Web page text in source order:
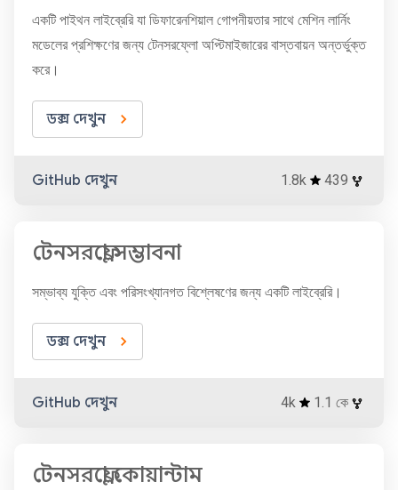
একটি পাইথন লাইব্রেরি যা ডিফারেনশিয়াল গোপনীয়তার সাথে মেশিন লার্নিং
মডেলের প্রশিক্ষণের জন্য টেনসরফ্লো অপ্টিমাইজারের বাস্তবায়ন অন্তর্ভুক্ত
করে।
ডক্স দেখুন
GitHub দেখুন 1.8k 439
টেনসরফ্লো সম্ভাবনা
সম্ভাব্য যুক্তি এবং পরিসংখ্যানগত বিশ্লেষণের জন্য একটি লাইব্রেরি।
ডক্স দেখুন
GitHub দেখুন 4k 1.1 কে
টেনসরফ্লো কোয়ান্টাম